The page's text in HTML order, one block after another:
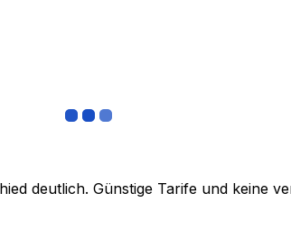
deutlich. Günstige Tarife und keine